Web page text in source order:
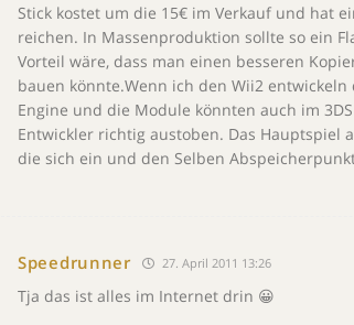
Stick kostet um die 15€ im Verkauf und hat
reichen. In Massenproduktion sollte so ein
Vorteil wäre, dass man einen besseren
bauen könnte.Wenn ich den Wii2
Engine und die Module könnten auch im
Entwickler richtig austoben. Das Hauptspiel
die sich ein und den Selben
Speedrunner 27. April 2011 13:26
Tja das ist alles im Internet drin 😀